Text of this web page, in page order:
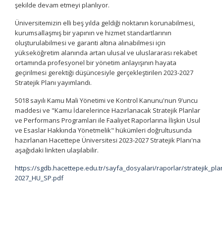
şekilde devam etmeyi planlıyor.
Üniversitemizin elli beş yılda geldiği noktanın korunabilmesi,
kurumsallaşmış bir yapının ve hizmet standartlarının
oluşturulabilmesi ve garanti altına alınabilmesi için
yükseköğretim alanında artan ulusal ve uluslararası rekabet
ortamında profesyonel bir yönetim anlayışının hayata
geçirilmesi gerektiği düşüncesiyle gerçekleştirilen 2023-2027
Stratejik Planı yayımlandı.
5018 sayılı Kamu Mali Yönetimi ve Kontrol Kanunu'nun 9'uncu
maddesi ve "Kamu İdarelerince Hazırlanacak Stratejik Planlar
ve Performans Programları ile Faaliyet Raporlarına İlişkin Usul
ve Esaslar Hakkında Yönetmelik" hükümleri doğrultusunda
hazırlanan Hacettepe Üniversitesi 2023-2027 Stratejik Planı'na
aşağıdaki linkten ulaşılabilir.
https://sgdb.hacettepe.edu.tr/sayfa_dosyalari/raporlar/
2027_HU_SP.pdf